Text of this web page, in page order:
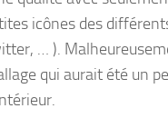
icônes des
… ).
qui aurait été un